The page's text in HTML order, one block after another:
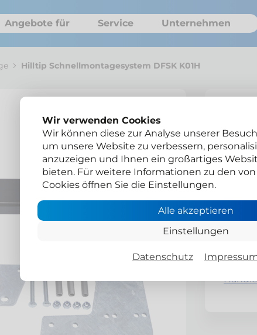
Angebote für Service Unternehmen
Hilltip Schnellmontagesystem DFSK K01H
Wir verwenden Cookies
Wir können diese zur Analyse unserer
um unsere Website zu verbessern,
anzuzeigen und Ihnen ein großartiges
bieten. Für weitere Informationen zu den
Cookies öffnen Sie die Einstellungen.
Alle akzeptieren
Einstellungen
Datenschutz